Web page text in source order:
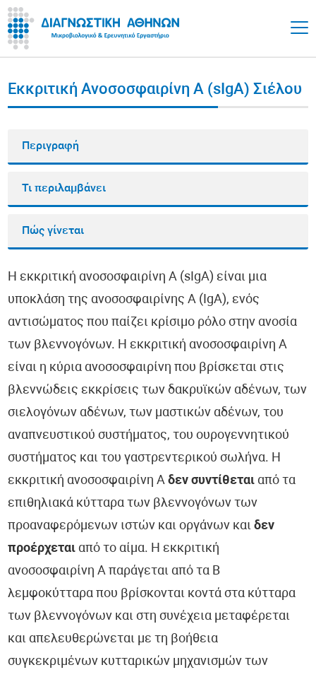
Εκκριτική Ανοσοσφαιρίνη Α (sIgA) Σιέλου
Περιγραφή
Τι περιλαμβάνει
Πώς γίνεται
Η εκκριτική ανοσοσφαιρίνη Α (sIgA) είναι μια
υποκλάση της ανοσοσφαιρίνης Α (IgA), ενός
αντισώματος που παίζει κρίσιμο ρόλο στην ανοσία
των βλεννογόνων. Η εκκριτική ανοσοσφαιρίνη Α
είναι η κύρια ανοσοσφαιρίνη που βρίσκεται στις
βλεννώδεις εκκρίσεις των δακρυϊκών αδένων, των
σιελογόνων αδένων, των μαστικών αδένων, του
αναπνευστικού συστήματος, του ουρογεννητικού
συστήματος και του γαστρεντερικού σωλήνα. Η
εκκριτική ανοσοσφαιρίνη Αδεν συντίθεται από τα
επιθηλιακά κύτταρα των βλεννογόνων των
προαναφερόμενων ιστών και οργάνων καιδεν
προέρχεται από το αίμα. Η εκκριτική
ανοσοσφαιρίνη Α παράγεται από τα Β
λεμφοκύτταρα που βρίσκονται κοντά στα κύτταρα
των βλεννογόνων και στη συνέχεια μεταφέρεται
και απελευθερώνεται με τη βοήθεια
συγκεκριμένων κυτταρικών μηχανισμών των